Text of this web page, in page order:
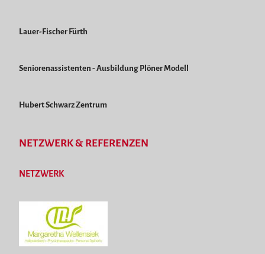
Lauer-Fischer Fürth
Seniorenassistenten - Ausbildung Plöner Modell
Hubert Schwarz Zentrum
NETZWERK & REFERENZEN
NETZWERK